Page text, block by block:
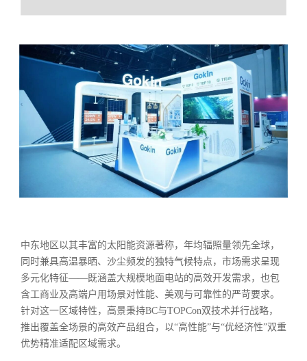
中东地区以其丰富的太阳能资源著称，年均辐照量领先全球，
同时兼具高温暴晒、沙尘频发的独特气候特点，市场需求呈现
多元化特征——既涵盖大规模地面电站的高效开发需求，也包
含工商业及高端户用场景对性能、美观与可靠性的严苛要求。
针对这一区域特性，高景秉持BC与TOPCon双技术并行战略，
推出覆盖全场景的高效产品组合，以“高性能”与“优经济性”双重
优势精准适配区域需求。